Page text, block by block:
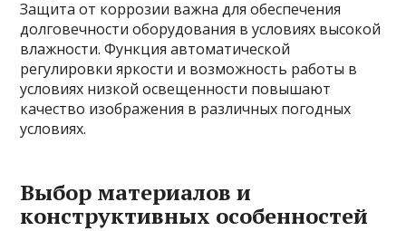
Защита от коррозии важна для обеспечения
долговечности оборудования в условиях высокой
влажности. Функция автоматической
регулировки яркости и возможность работы в
условиях низкой освещенности повышают
качество изображения в различных погодных
условиях.
Выбор материалов и
конструктивных особенностей